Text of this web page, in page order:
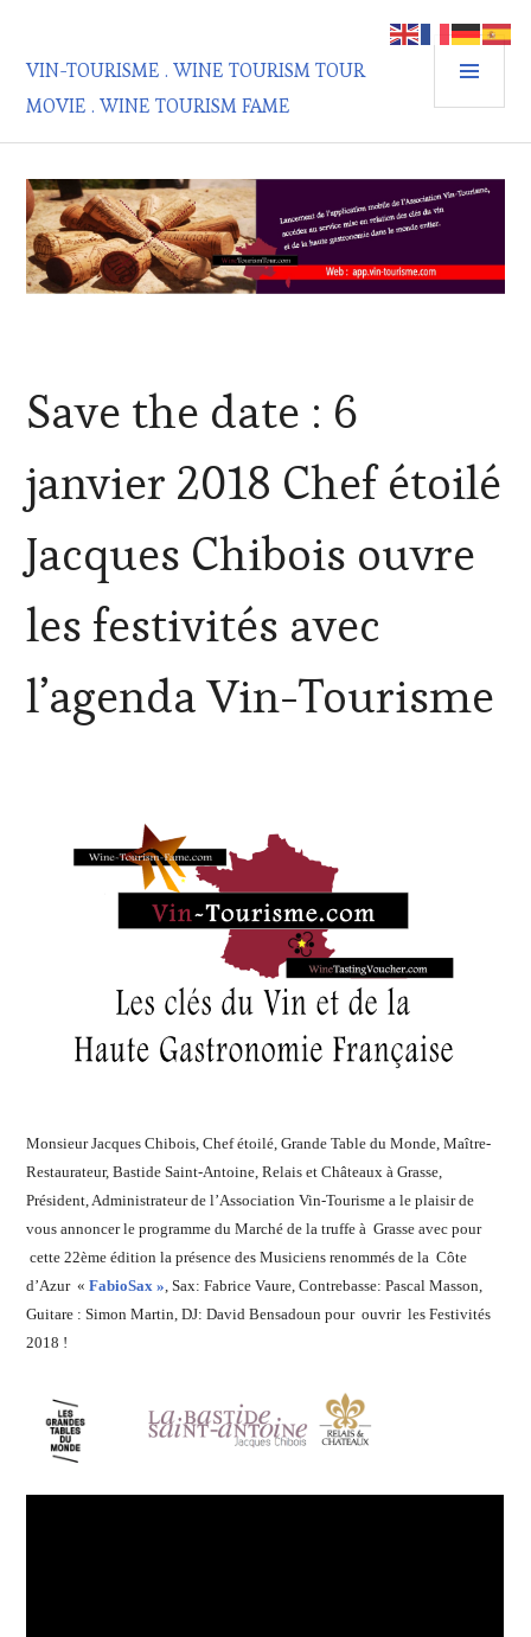
contenu
principal
VIN-TOURISME . WINE TOURISM TOUR
MOVIE . WINE TOURISM FAME
CLUB
:
TASTING
VOUCHER,
VITICOLE,
ADHÉRENT,
TOURISME,
INVITATIONS
DÉGUSTATIONS,
WINE
,
PARTENAIRES
RESTAURATEUR,
CUISINIER,
INTERNATIONAUX,
VIGNOBLES ,
TASTING
VOUCHER,
WINE
TOURISM
FAME
Save the date : 6
janvier 2018 Chef étoilé
Jacques Chibois ouvre
les festivités avec
l’agenda Vin-Tourisme
Monsieur Jacques Chibois, Chef étoilé, Grande Table du Monde, Maître-
Restaurateur, Bastide Saint-Antoine, Relais et Châteaux à Grasse,
Président, Administrateur de l’Association Vin-Tourisme a le plaisir de
vous annoncer le programme du Marché de la truffe à Grasse avec pour
cette 22ème édition la présence des Musiciens renommés de la Côte
d’Azur «FabioSax »,Sax: Fabrice Vaure, Contrebasse: Pascal Masson,
Guitare : Simon Martin, DJ: David Bensadounpour ouvrir les Festivités
2018 !